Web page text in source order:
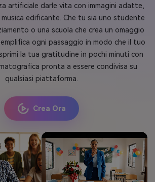
artificiale darle vita con immagini adatte,
edificante. Che tu sia uno studente
o una scuola che crea un omaggio
ogni passaggio in modo che il tuo
la tua gratitudine in pochi minuti con
pronta a essere condivisa su
qualsiasi piattaforma.
Crea Ora